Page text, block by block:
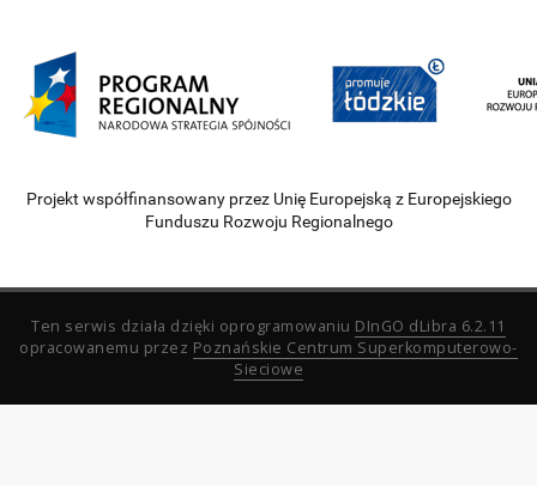
Projekt współfinansowany przez Unię Europejską z Europejskiego
Funduszu Rozwoju Regionalnego
Ten serwis działa dzięki oprogramowaniu DInGO dLibra 6.2.11
opracowanemu przez Poznańskie Centrum Superkomputerowo-
Sieciowe